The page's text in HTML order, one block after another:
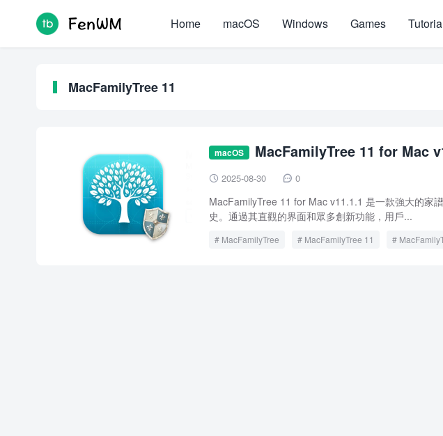
Home macOS Windows Games
MacFamilyTree 11
macOS MacFamilyTree 11 for Mac
 2025-08-30  0
MacFamilyTree 11 for Mac v11.1.1 是一款強大的家
史。通過其直觀的界面和眾多創新功能，用戶...
MacFamilyTree MacFamilyTree 11